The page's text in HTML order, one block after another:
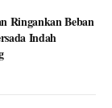
Ringankan Beban
Indah